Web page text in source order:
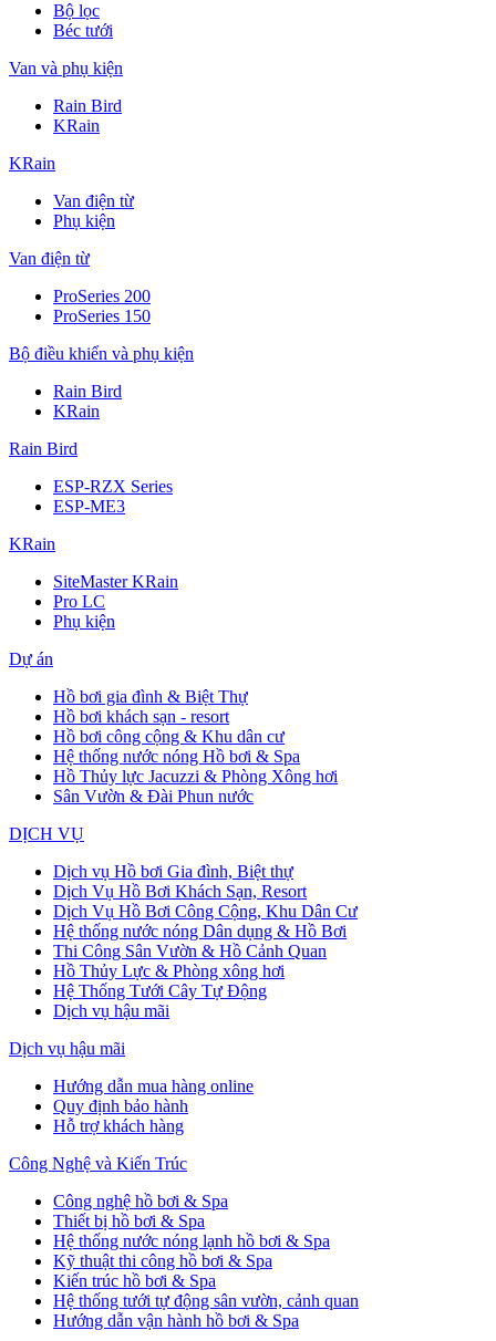
Bộ lọc
Béc tưới
Van và phụ kiện
Rain Bird
KRain
KRain
Van điện từ
Phụ kiện
Van điện từ
ProSeries 200
ProSeries 150
Bộ điều khiển và phụ kiện
Rain Bird
KRain
Rain Bird
ESP-RZX Series
ESP-ME3
KRain
SiteMaster KRain
Pro LC
Phụ kiện
Dự án
Hồ bơi gia đình & Biệt Thự
Hồ bơi khách sạn - resort
Hồ bơi công cộng & Khu dân cư
Hệ thống nước nóng Hồ bơi & Spa
Hồ Thủy lực Jacuzzi & Phòng Xông hơi
Sân Vườn & Đài Phun nước
DỊCH VỤ
Dịch vụ Hồ bơi Gia đình, Biệt thự
Dịch Vụ Hồ Bơi Khách Sạn, Resort
Dịch Vụ Hồ Bơi Công Cộng, Khu Dân Cư
Hệ thống nước nóng Dân dụng & Hồ Bơi
Thi Công Sân Vườn & Hồ Cảnh Quan
Hồ Thủy Lực & Phòng xông hơi
Hệ Thống Tưới Cây Tự Động
Dịch vụ hậu mãi
Dịch vụ hậu mãi
Hướng dẫn mua hàng online
Quy định bảo hành
Hỗ trợ khách hàng
Công Nghệ và Kiến Trúc
Công nghệ hồ bơi & Spa
Thiết bị hồ bơi & Spa
Hệ thống nước nóng lạnh hồ bơi & Spa
Kỹ thuật thi công hồ bơi & Spa
Kiến trúc hồ bơi & Spa
Hệ thống tưới tự động sân vườn, cảnh quan
Hướng dẫn vận hành hồ bơi & Spa